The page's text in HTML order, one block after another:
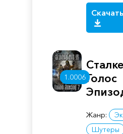
1.0006 Голос
Жанр:
Шутеры